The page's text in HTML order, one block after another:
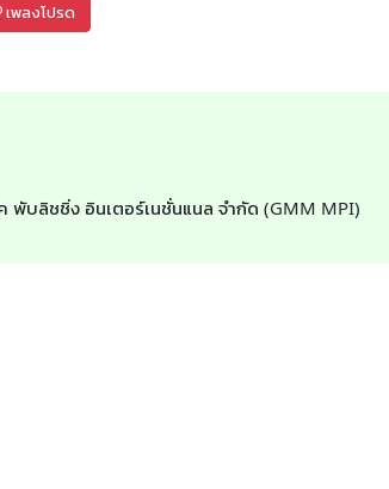
เพลงโปรด
บลิชชิ่ง อินเตอร์เนชั่นแนล จำกัด (GMM MPI)